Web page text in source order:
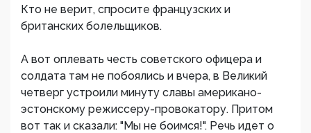
Кто не верит, спросите французских и
британских болельщиков.
А вот оплевать честь советского офицера и
солдата там не побоялись и вчера, в Великий
четверг устроили минуту славы американо-
эстонскому режиссеру-провокатору. Притом
вот так и сказали: "Мы не боимся!". Речь идет о